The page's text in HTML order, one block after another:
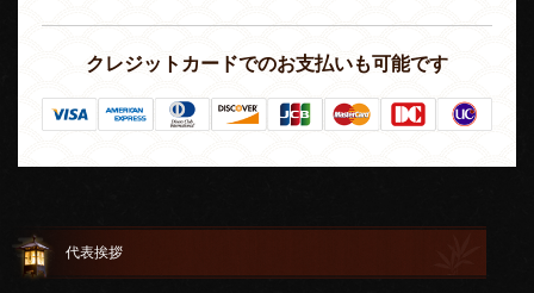
クレジットカードでのお支払いも可能です
代表挨拶